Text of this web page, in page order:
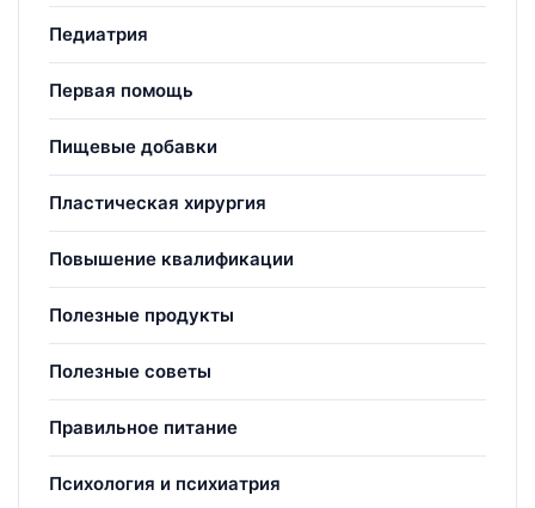
Педиатрия
Первая помощь
Пищевые добавки
Пластическая хирургия
Повышение квалификации
Полезные продукты
Полезные советы
Правильное питание
Психология и психиатрия